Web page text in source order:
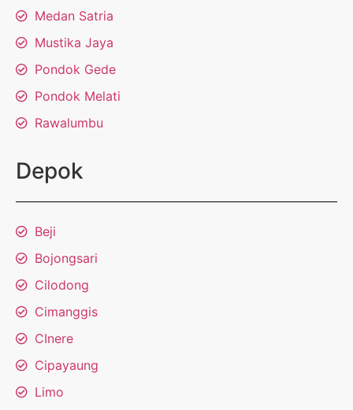
Medan Satria
Mustika Jaya
Pondok Gede
Pondok Melati
Rawalumbu
Depok
Beji
Bojongsari
Cilodong
Cimanggis
CInere
Cipayaung
Limo